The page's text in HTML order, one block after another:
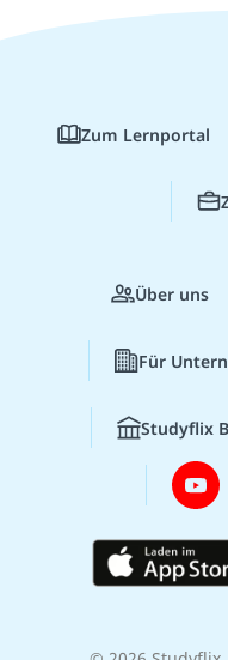
Zum Lernportal
Über uns
Für
Studyflix